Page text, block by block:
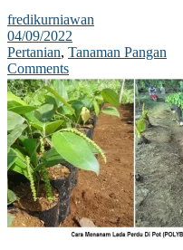
fredikurniawan
04/09/2022
Pertanian, Tanaman Pangan
Comments